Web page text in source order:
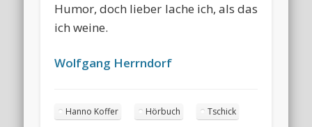
Humor, doch lieber lache ich, als das
ich weine.
Wolfgang Herrndorf
Hanno Koffer Hörbuch Tschick